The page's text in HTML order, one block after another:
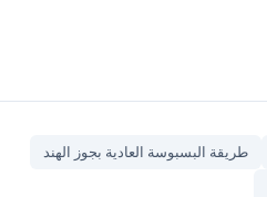
طريقة البسبوسة العادية بجوز الهند